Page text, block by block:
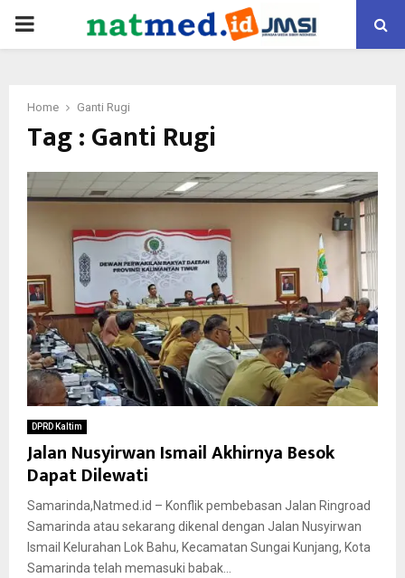
PRIMARY
Home Ganti Rugi
Tag : Ganti Rugi
DPRD Kaltim
Jalan Nusyirwan Ismail Akhirnya Besok
Dapat Dilewati
Samarinda,Natmed.id – Konflik pembebasan Jalan Ringroad
Samarinda atau sekarang dikenal dengan Jalan Nusyirwan
Ismail Kelurahan Lok Bahu, Kecamatan Sungai Kunjang, Kota
Samarinda telah memasuki babak...